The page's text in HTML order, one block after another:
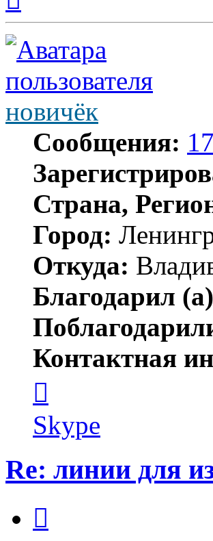
началу
новичёк
Сообщения:
Страна,
Город:
Откуда:
Благодарил
Контактная
пользователя
новичёк
Skype
Re: линии для